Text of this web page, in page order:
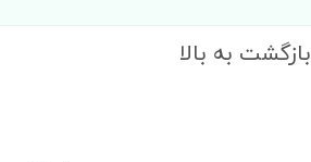
بازگشت به بالا